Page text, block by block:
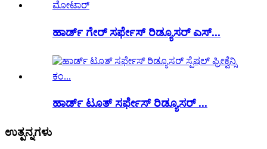
ಹಾರ್ಡ್ ಗೇರ್ ಸರ್ಫೇಸ್ ರಿಡ್ಯೂಸರ್ ಎಸ್...
ಹಾರ್ಡ್ ಟೂತ್ ಸರ್ಫೇಸ್ ರಿಡ್ಯೂಸರ್ ...
ಉತ್ಪನ್ನಗಳು